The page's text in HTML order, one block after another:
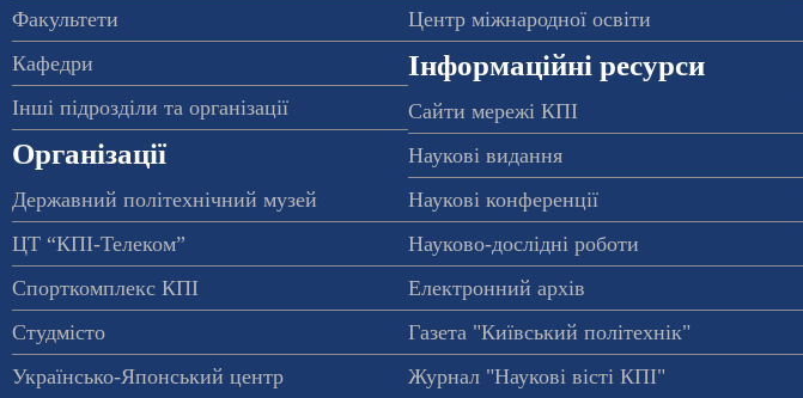
Факультети
Кафедри
Інші підрозділи та організації
Організації
Державний політехнічний музей
ЦТ “КПІ-Телеком”
Спорткомплекс КПІ
Студмісто
Українсько-Японський центр
Центр міжнародної освіти
Інформаційні ресурси
Сайти мережі КПІ
Наукові видання
Наукові конференції
Науково-дослідні роботи
Електронний архів
Газета "Київський політехнік"
Журнал "Наукові вісті КПІ"